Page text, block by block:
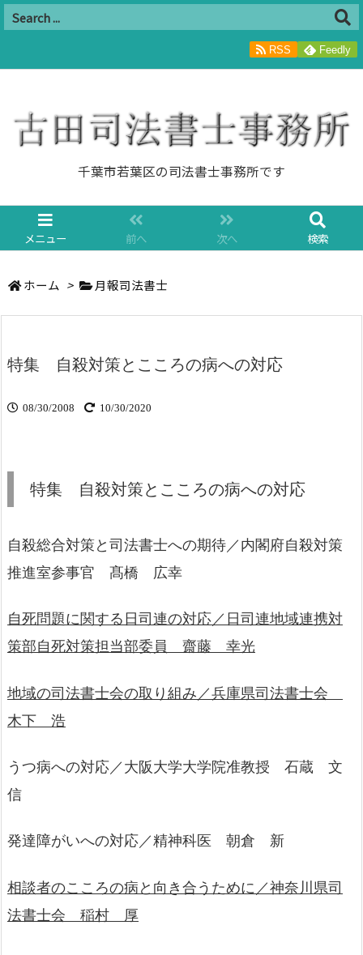
千葉市若葉区の司法書士事務所です
メニュー 前へ 次へ 検索
RSS Feedly
ホーム > 月報司法書士
特集 自殺対策とこころの病への対応
08/30/2008 10/30/2020
特集 自殺対策とこころの病への対応
自殺総合対策と司法書士への期待／内閣府自殺対策
推進室参事官 髙橋 広幸
自死問題に関する日司連の対応／日司連地域連携対
策部自死対策担当部委員 齋藤 幸光
地域の司法書士会の取り組み／兵庫県司法書士会
木下 浩
うつ病への対応／大阪大学大学院准教授 石蔵 文
信
発達障がいへの対応／精神科医 朝倉 新
相談者のこころの病と向き合うために／神奈川県司
法書士会 稲村 厚